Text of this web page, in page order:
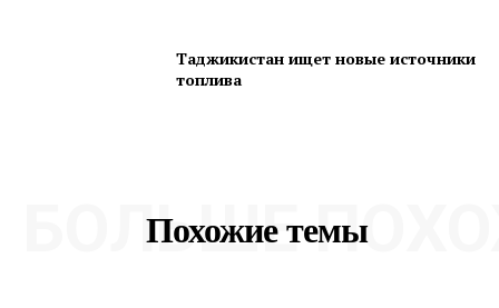
Таджикистан ищет новые источники
топлива
Похожие темы
БОЛЬШЕ